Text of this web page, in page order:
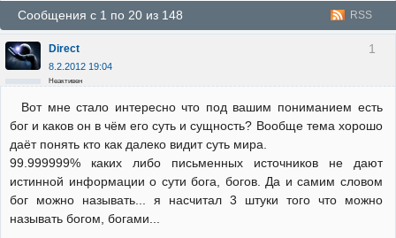
RSS
Сообщения с 1 по 20 из 148
1
Direct
8.2.2012 19:04
Неактивен
Вот мне стало интересно что под вашим пониманием есть
бог и каков он в чём его суть и сущность? Вообще тема хорошо
даёт понять кто как далеко видит суть мира.
99.999999% каких либо письменных источников не дают
истинной информации о сути бога, богов. Да и самим словом
бог можно называть... я насчитал 3 штуки того что можно
называть богом, богами...